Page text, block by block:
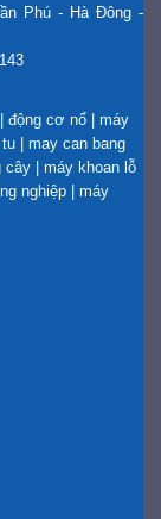
Phú - Hà Đông -
| động cơ nổ | máy
| may can bang
cây | máy khoan lỗ
nghiệp | máy